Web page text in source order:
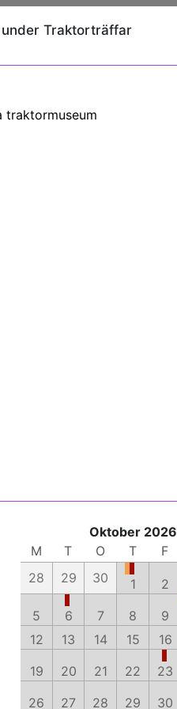
Traktorträffar
traktormuseum
Oktober 2026
M
T O T F
28
29 30 1 2
5
6 7 8 9
12
13 14 15 16
19
20 21 22 23
26
27 28 29 30